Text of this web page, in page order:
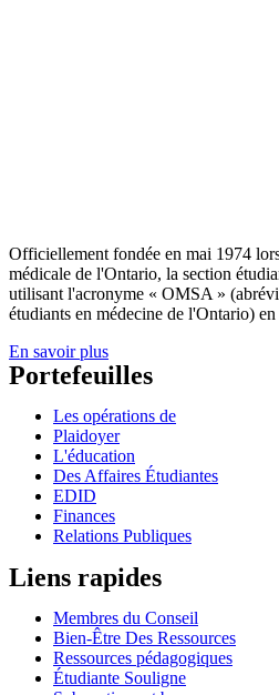
Officiellement fondée en mai 1974
médicale de l'Ontario, la section
utilisant l'acronyme « OMSA »
étudiants en médecine de l'Ontario)
En savoir plus
Portefeuilles
Les opérations de
Plaidoyer
L'éducation
Des Affaires Étudiantes
EDID
Finances
Relations Publiques
Liens rapides
Membres du Conseil
Bien-Être Des Ressources
Ressources pédagogiques
Étudiante Souligne